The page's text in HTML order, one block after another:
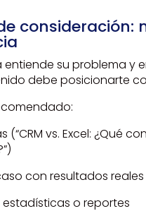
entiende su problema y
debe posicionarte
(“CRM vs. Excel: ¿Qué
con resultados reales
o reportes